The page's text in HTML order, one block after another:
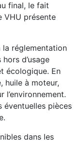
final, le fait
VHU présente
la réglementation
d’usage
écologique. En
huile à moteur,
éventuelles pièces
dans les